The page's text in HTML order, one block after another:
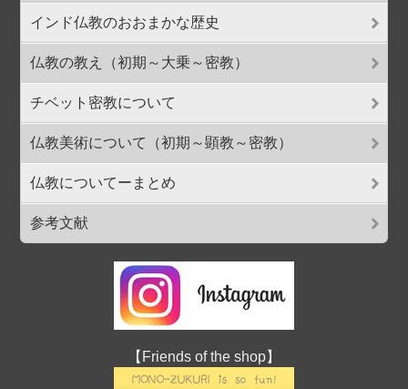
インド仏教のおおまかな歴史
仏教の教え（初期～大乗～密教）
チベット密教について
仏教美術について（初期～顕教～密教）
仏教についてーまとめ
参考文献
【Friends of the shop】